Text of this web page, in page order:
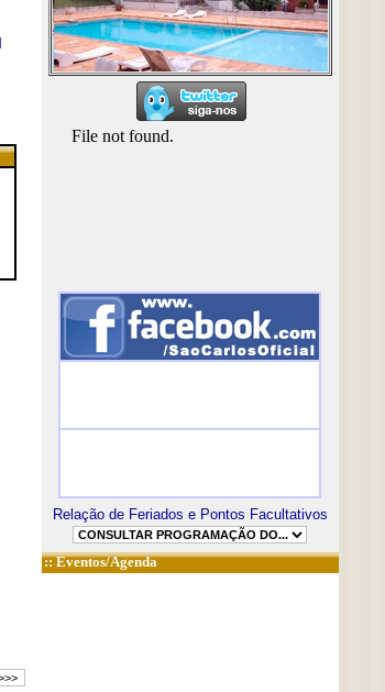
Relação de Feriados e Pontos Facultativos
::Eventos/Agenda